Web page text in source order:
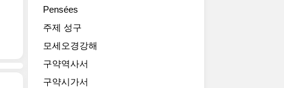
Pensées
주제 성구
모세오경강해
구약역사서
구약시가서